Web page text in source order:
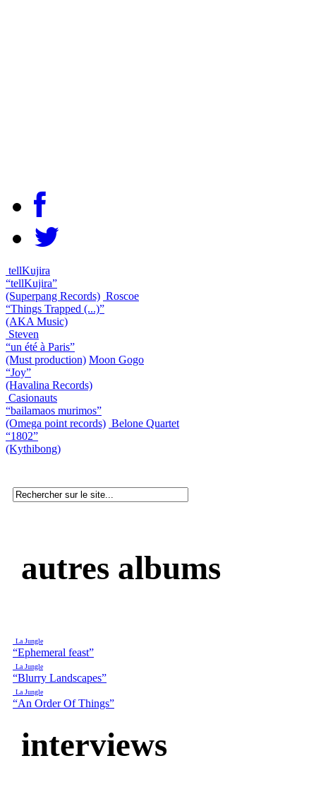
tellKujira
“tellKujira”
(Superpang Records) Roscoe
“Things Trapped (...)”
(AKA Music)
Steven
“un été à Paris”
(Must production) Moon Gogo
“Joy”
(Havalina Records)
Casionauts
“bailamaos murimos”
(Omega point records) Belone Quartet
“1802”
(Kythibong)
autres albums
La Jungle
“Ephemeral feast”
La Jungle
“Blurry Landscapes”
La Jungle
“An Order Of Things”
interviews